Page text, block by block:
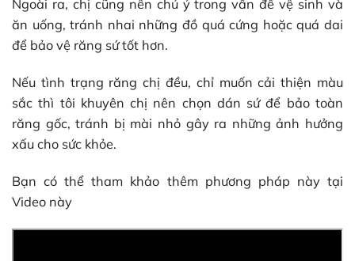
Ngoài ra, chị cũng nên chú ý trong vấn đề vệ sinh và
ăn uống, tránh nhai những đồ quá cứng hoặc quá dai
để bảo vệ răng sứ tốt hơn.
Nếu tình trạng răng chị đều, chỉ muốn cải thiện màu
sắc thì tôi khuyên chị nên chọn dán sứ để bảo toàn
răng gốc, tránh bị mài nhỏ gây ra những ảnh hưởng
xấu cho sức khỏe.
Bạn có thể tham khảo thêm phương pháp này tại
Video này